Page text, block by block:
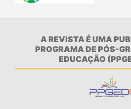
A REVISTA É UMA
PROGRAMA DE PÓS-
EDUCAÇÃO